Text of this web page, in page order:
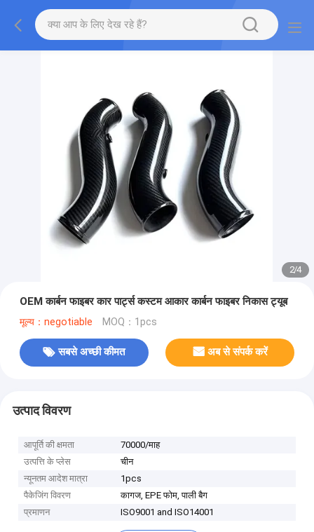
2/4
OEM कार्बन फाइबर कार पार्ट्स कस्टम आकार कार्बन फाइबर निकास ट्यूब
मूल्य：negotiable MOQ：1pcs
सबसे अच्छी कीमत अब से संपर्क करें
उत्पाद विवरण
आपूर्ति की क्षमता
70000/माह
उत्पत्ति के प्लेस
चीन
न्यूनतम आदेश मात्रा
1pcs
पैकेजिंग विवरण
कागज, EPE फोम, पाली बैग
प्रमाणन
ISO9001 and ISO14001